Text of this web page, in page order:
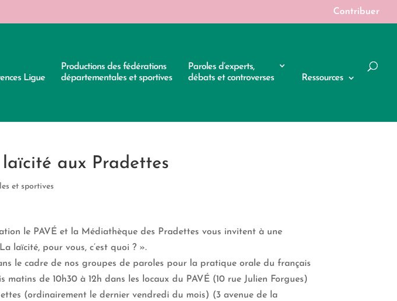
Contribuer
Ligue
Productions des fédérations
départementales et sportives
Paroles d’experts,
débats et controverses
Ressources
aux Pradettes
et sportives
le PAVÉ et la Médiathèque des Pradettes vous invitent à une
laïcité, pour vous, c’est quoi ? ».
le cadre de nos groupes de paroles pour la pratique orale du français
matins de 10h30 à 12h dans les locaux du PAVÉ (10 rue Julien Forgues)
(ordinairement le dernier vendredi du mois) (3 avenue de la